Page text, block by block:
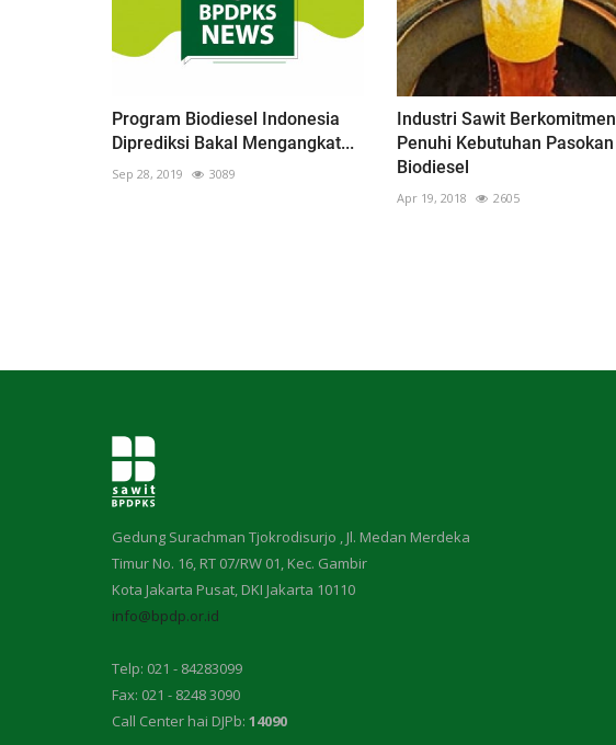
Program Biodiesel Indonesia
Diprediksi Bakal Mengangkat...
Sep 28, 2019 3089
Industri Sawit Berkomitmen
Penuhi Kebutuhan Pasokan
Biodiesel
Apr 19, 2018 2605
Gedung Surachman Tjokrodisurjo , Jl. Medan Merdeka
Timur No. 16, RT 07/RW 01, Kec. Gambir
Kota Jakarta Pusat, DKI Jakarta 10110
info@bpdp.or.id
Telp: 021 - 84283099
Fax: 021 - 8248 3090
Call Center hai DJPb: 14090